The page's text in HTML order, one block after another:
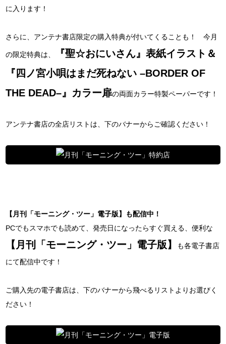
に入ります！
さらに、アンテナ書店限定の購入特典が付いてくることも！ 今月
の限定特典は、
『聖☆おにいさん』表紙イラスト＆
『四ノ宮小唄はまだ死ねない –BORDER OF
THE DEAD–』カラー扉の両面カラー特製ペーパーです！
アンテナ書店の全店リストは、下のバナーからご確認ください！
【月刊「モーニング・ツー」電子版】も配信中！
PCでもスマホでも読めて、発売日になったらすぐ買える、便利な
【月刊「モーニング・ツー」電子版】
も各電子書店
にて配信中です！
ご購入先の電子書店は、下のバナーから飛べるリストよりお選びく
ださい！